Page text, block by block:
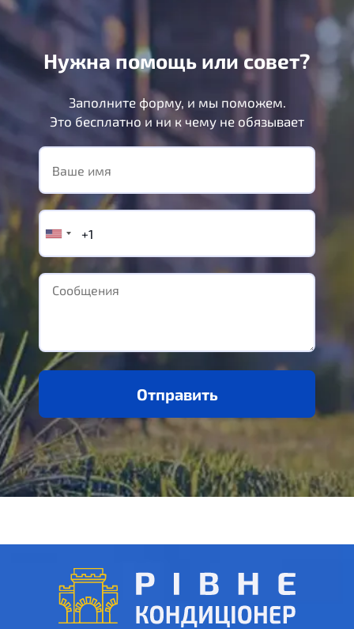
Нужна помощь или совет?
Заполните форму, и мы поможем.
Это бесплатно и ни к чему не обязывает
Отправить